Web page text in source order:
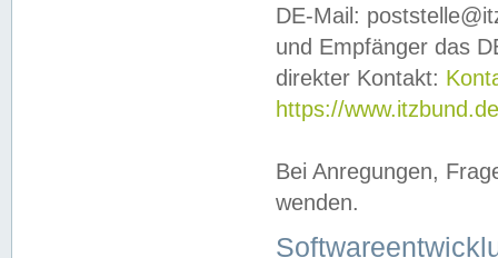
DE-Mail:
und Empfänger das
direkter Kontakt:
https://
Bei Anregungen,
wenden.